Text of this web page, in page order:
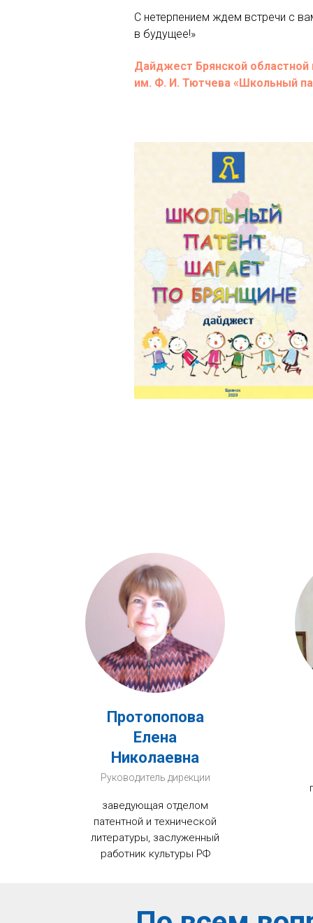
С нетерпением ждем встречи с
в будущее!»
Дайджест Брянской областной
им. Ф. И. Тютчева «Школьный
Протопопова
Елена
Николаевна
Руководитель дирекции
заведующая отделом
патентной и технической
литературы, заслуженный
работник культуры РФ